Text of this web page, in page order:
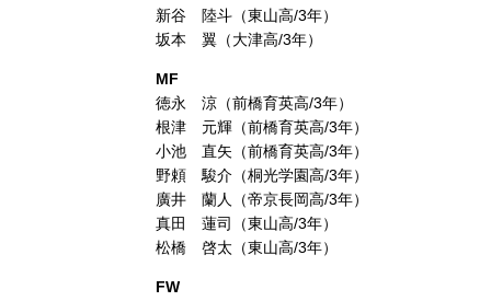
新谷 陸斗（東山高/3年）
坂本 翼（大津高/3年）
MF
徳永 涼（前橋育英高/3年）
根津 元輝（前橋育英高/3年）
小池 直矢（前橋育英高/3年）
野頼 駿介（桐光学園高/3年）
廣井 蘭人（帝京長岡高/3年）
真田 蓮司（東山高/3年）
松橋 啓太（東山高/3年）
FW